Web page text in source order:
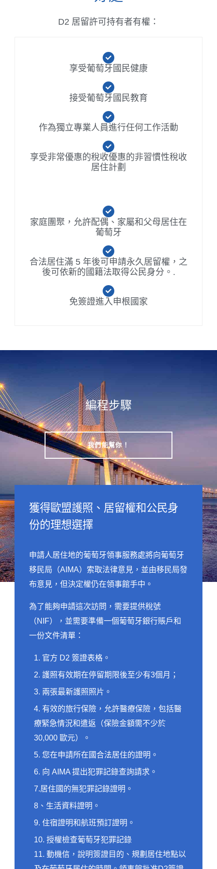
D2 居留許可持有者有權：
享受葡萄牙國民健康
接受葡萄牙國民教育
作為獨立專業人員進行任何工作活動
享受非常優惠的稅收優惠的非習慣性稅收
居住計劃
家庭團聚，允許配偶、家屬和父母居住在
葡萄牙
合法居住滿 5 年後可申請永久居留權，之
後可依新的國籍法取得公民身分。.
免簽證進入申根國家
編程步驟
我們能幫你！
獲得歐盟護照、居留權和公民身
份的理想選擇
申請人居住地的葡萄牙領事服務處將向葡萄牙
移民局（AIMA）索取法律意見，並由移民局發
布意見，但決定權仍在領事館手中。
為了能夠申請這次訪問，需要提供稅號
（NIF），並需要準備一個葡萄牙銀行賬戶和
一份文件清單：
1. 官方 D2 簽證表格。
2. 護照有效期在停留期限後至少有3個月；
3. 兩張最新護照照片。
4. 有效的旅行保險，允許醫療保險，包括醫
療緊急情況和遣返（保險金額需不少於
30,000 歐元）。
5. 您在申請所在國合法居住的證明。
6. 向 AIMA 提出犯罪記錄查詢請求。
7.居住國的無犯罪記錄證明。
8、生活資料證明。
9. 住宿證明和航班預訂證明。
10. 授權檢查葡萄牙犯罪記錄
11. 動機信，說明簽證目的、規劃居住地點以